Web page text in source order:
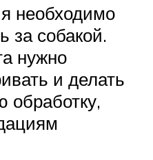
необходимо
за собакой.
нужно
и делать
обработку,